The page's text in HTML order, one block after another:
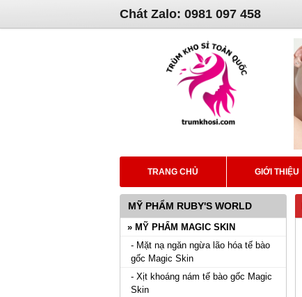
Chát Zalo: 0981 097 458
TRANG CHỦ GIỚI THIỆU
MỸ PHẨM RUBY'S WORLD
» MỸ PHẨM MAGIC SKIN
- Mặt nạ ngăn ngừa lão hóa tế bào
gốc Magic Skin
- Xịt khoáng nám tế bào gốc Magic
Skin